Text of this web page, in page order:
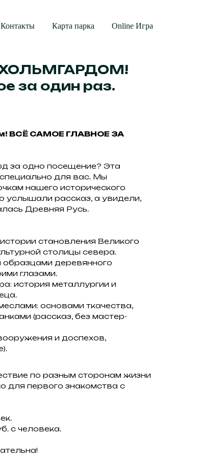
Контакты Карта парка Online Игра
за один раз.
ВСЁ САМОЕ ГЛАВНОЕ ЗА
за одно посещение? Эта
для вас. Мы
нашего исторического
услышали рассказ, а увидели,
Древняя Русь.
становления Великого
столицы севера.
деревянного
глазами.
история металлургии и
основами ткачества,
(рассказ, без мастер-
и доспехов,
по разным сторонам жизни
для первого знакомства с
с человека.